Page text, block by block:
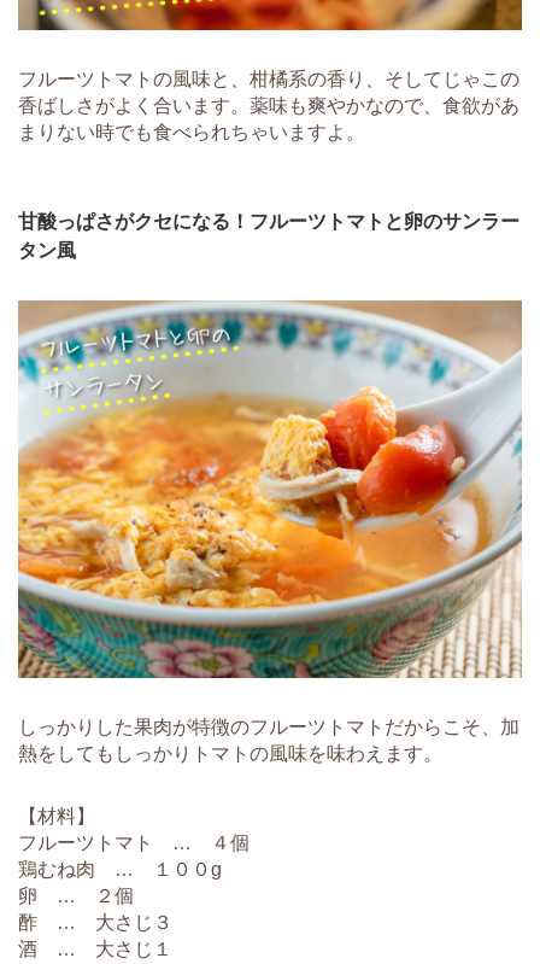
フルーツトマトの風味と、柑橘系の香り、そしてじゃこの
香ばしさがよく合います。薬味も爽やかなので、食欲があ
まりない時でも食べられちゃいますよ。
甘酸っぱさがクセになる！フルーツトマトと卵のサンラー
タン風
しっかりした果肉が特徴のフルーツトマトだからこそ、加
熱をしてもしっかりトマトの風味を味わえます。
【材料】
フルーツトマト … ４個
鶏むね肉 … １００g
卵 … ２個
酢 … 大さじ３
酒 … 大さじ１